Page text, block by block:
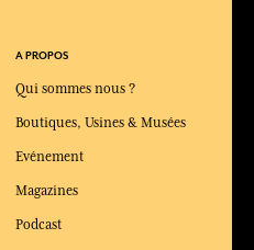
A PROPOS
Qui sommes nous ?
Boutiques, Usines & Musées
Evénement
Magazines
Podcast